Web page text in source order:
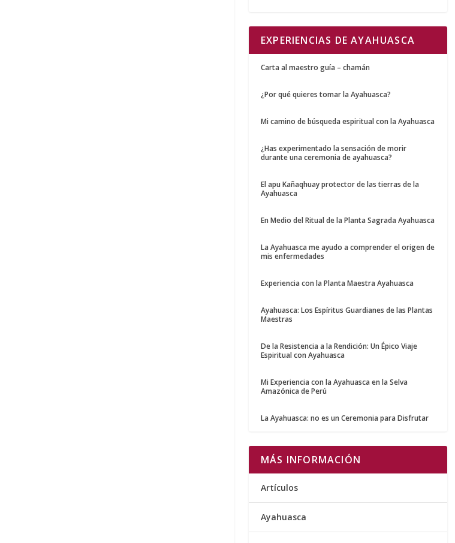
EXPERIENCIAS DE AYAHUASCA
Carta al maestro guía – chamán
¿Por qué quieres tomar la Ayahuasca?
Mi camino de búsqueda espiritual con la Ayahuasca
¿Has experimentado la sensación de morir
durante una ceremonia de ayahuasca?
El apu Kañaqhuay protector de las tierras de la
Ayahuasca
En Medio del Ritual de la Planta Sagrada Ayahuasca
La Ayahuasca me ayudo a comprender el origen de
mis enfermedades
Experiencia con la Planta Maestra Ayahuasca
Ayahuasca: Los Espíritus Guardianes de las Plantas
Maestras
De la Resistencia a la Rendición: Un Épico Viaje
Espiritual con Ayahuasca
Mi Experiencia con la Ayahuasca en la Selva
Amazónica de Perú
La Ayahuasca: no es un Ceremonia para Disfrutar
MÁS INFORMACIÓN
Artículos
Ayahuasca